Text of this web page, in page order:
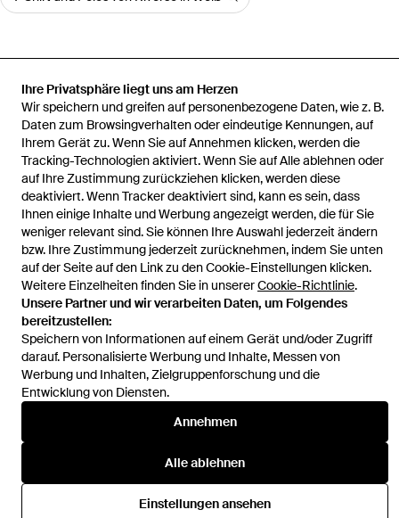
Ihre Privatsphäre liegt uns am Herzen
Wir speichern und greifen auf personenbezogene Daten, wie z. B.
Daten zum Browsingverhalten oder eindeutige Kennungen, auf
Ihrem Gerät zu. Wenn Sie auf Annehmen klicken, werden die
Tracking-Technologien aktiviert. Wenn Sie auf Alle ablehnen oder
auf Ihre Zustimmung zurückziehen klicken, werden diese
deaktiviert. Wenn Tracker deaktiviert sind, kann es sein, dass
Ihnen einige Inhalte und Werbung angezeigt werden, die für Sie
weniger relevant sind. Sie können Ihre Auswahl jederzeit ändern
bzw. Ihre Zustimmung jederzeit zurücknehmen, indem Sie unten
auf der Seite auf den Link zu den Cookie-Einstellungen klicken.
Weitere Einzelheiten finden Sie in unsererCookie-Richtlinie.
Unsere Partner und wir verarbeiten Daten, um Folgendes
bereitzustellen:
Speichern von Informationen auf einem Gerät und/oder Zugriff
darauf. Personalisierte Werbung und Inhalte, Messen von
Werbung und Inhalten, Zielgruppenforschung und die
Entwicklung von Diensten.
Annehmen
Alle ablehnen
Einstellungen ansehen
Startseite Herren T-Shirt und Polos
Tshirt Herren Baumwolle
Regular Fit Rivleon
Hilfe und Informationen